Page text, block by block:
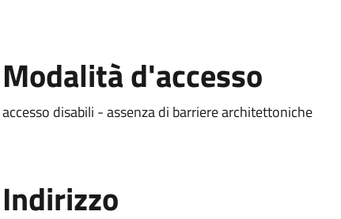
Modalità d'accesso
accesso disabili - assenza di barriere architettoniche
Indirizzo